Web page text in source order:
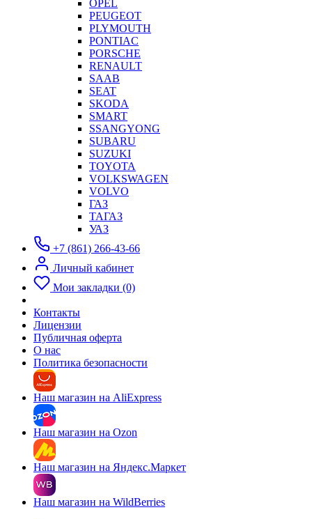
OPEL
PEUGEOT
PLYMOUTH
PONTIAC
PORSCHE
RENAULT
SAAB
SEAT
SKODA
SMART
SSANGYONG
SUBARU
SUZUKI
TOYOTA
VOLKSWAGEN
VOLVO
ГАЗ
ТАГАЗ
УАЗ
+7 (861) 266-43-66
Личный кабинет
Мои закладки (0)
Контакты
Лицензии
Публичная оферта
О нас
Политика безопасности
Наш магазин на AliExpress
Наш магазин на Ozon
Наш магазин на Яндекс.Маркет
Наш магазин на WildBerries